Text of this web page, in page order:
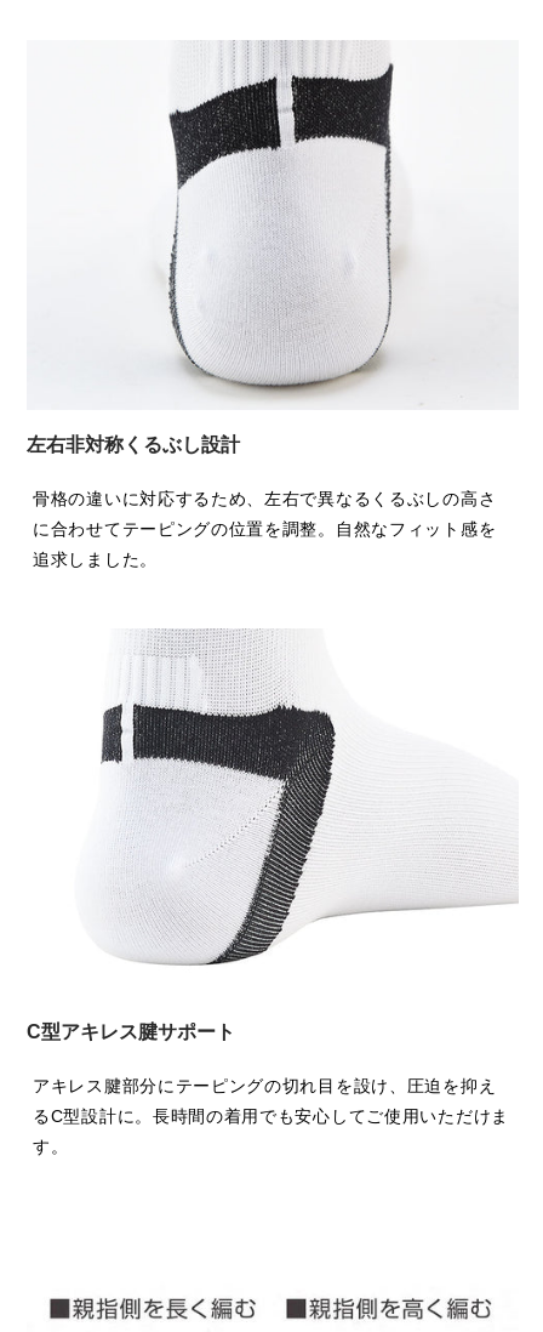
左右非対称くるぶし設計
骨格の違いに対応するため、左右で異なるくるぶしの高さ
に合わせてテーピングの位置を調整。自然なフィット感を
追求しました。
C型アキレス腱サポート
アキレス腱部分にテーピングの切れ目を設け、圧迫を抑え
るC型設計に。長時間の着用でも安心してご使用いただけま
す。